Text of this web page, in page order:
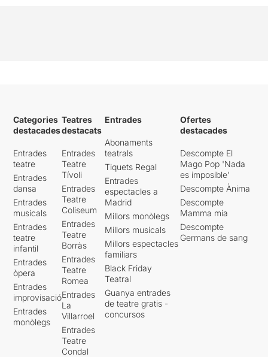
Categories
destacades
Entrades
teatre
Entrades
dansa
Entrades
musicals
Entrades
teatre
infantil
Entrades
òpera
Entrades
improvisació
Entrades
monòlegs
Teatres
destacats
Entrades
Teatre
Tívoli
Entrades
Teatre
Coliseum
Entrades
Teatre
Borràs
Entrades
Teatre
Romea
Entrades
La
Villarroel
Entrades
Teatre
Condal
Entrades
Abonaments
teatrals
Tiquets Regal
Entrades
espectacles a
Madrid
Millors monòlegs
Millors musicals
Millors espectacles
familiars
Black Friday
Teatral
Guanya entrades
de teatre gratis -
concursos
Ofertes
destacades
Descompte El
Mago Pop 'Nada
es imposible'
Descompte Ànima
Descompte
Mamma mia
Descompte
Germans de sang